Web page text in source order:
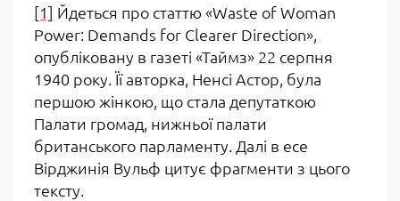
[1] Йдеться про статтю «Waste ofWoman
Power: Demands for Clearer Direction»,
опубліковану в газеті «Таймз» 22 серпня
1940 року. Її авторка, Ненсі Астор, була
першою жінкою, що стала депутаткою
Палати громад, нижньої палати
британського парламенту. Далі в есе
Вірджинія Вульф цитує фрагменти з цього
тексту.